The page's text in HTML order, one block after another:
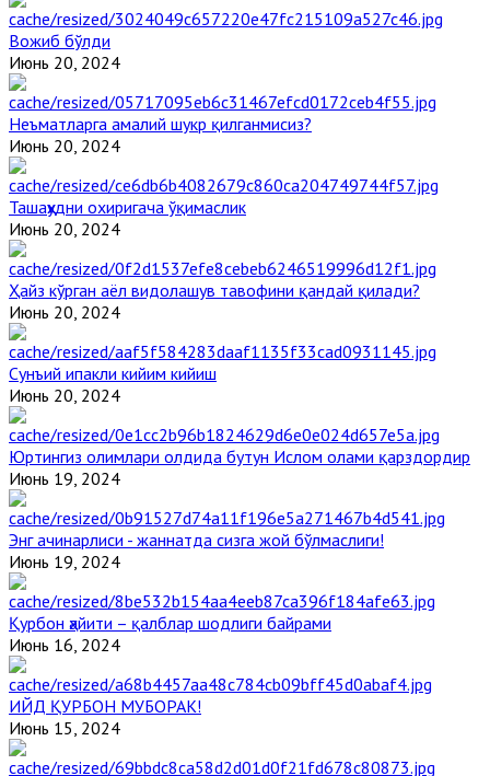
Вожиб бўлди
Июнь 20, 2024
Неъматларга амалий шукр қилганмисиз?
Июнь 20, 2024
Ташаҳҳудни охиригача ўқимаслик
Июнь 20, 2024
Ҳайз кўрган аёл видолашув тавофини қандай қилади?
Июнь 20, 2024
Сунъий ипакли кийим кийиш
Июнь 20, 2024
Юртингиз олимлари олдида бутун Ислом олами қарздордир
Июнь 19, 2024
Энг ачинарлиси - жаннатда сизга жой бўлмаслиги!
Июнь 19, 2024
Қурбон ҳайити – қалблар шодлиги байрами
Июнь 16, 2024
ИЙД ҚУРБОН МУБОРАК!
Июнь 15, 2024